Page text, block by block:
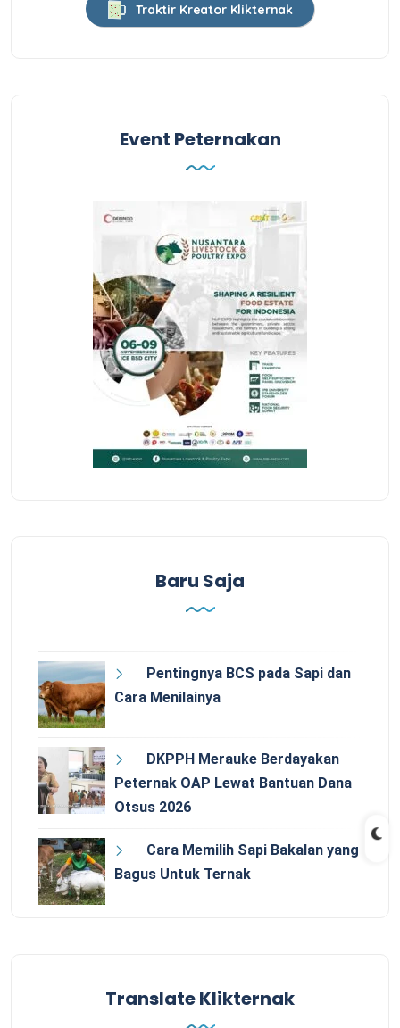
Traktir Kreator Klikternak
Event Peternakan
Baru Saja
Pentingnya BCS pada Sapi dan
Cara Menilainya
DKPPH Merauke Berdayakan
Peternak OAP Lewat Bantuan Dana
Otsus 2026
Cara Memilih Sapi Bakalan yang
Bagus Untuk Ternak
Translate Klikternak